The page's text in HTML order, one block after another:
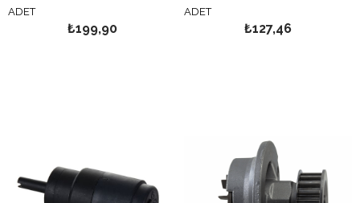
ADET
₺199,90
ADET
₺127,46